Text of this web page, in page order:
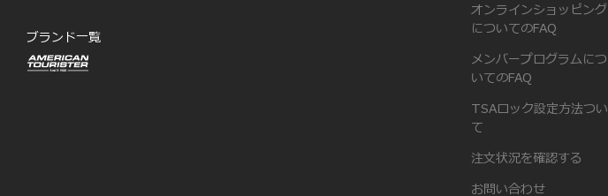
ブランド一覧
オンラインショッピング
についてのFAQ
メンバープログラムにつ
いてのFAQ
TSAロック設定方法つい
て
注文状況を確認する
お問い合わせ